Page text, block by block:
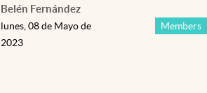
Belén Fernández
Members
lunes, 08 de Mayo de
2023